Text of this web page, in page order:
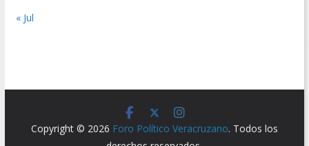
« Jul
Copyright © 2026 Foro Político Veracruzano. Todos los